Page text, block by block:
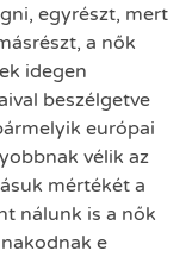
egyrészt, mert
a nők
idegen
beszélgetve
európai
vélik az
mértékét a
nálunk is a nők
e